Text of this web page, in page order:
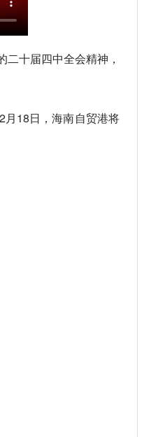
十届四中全会精神，
月18日，海南自贸港将